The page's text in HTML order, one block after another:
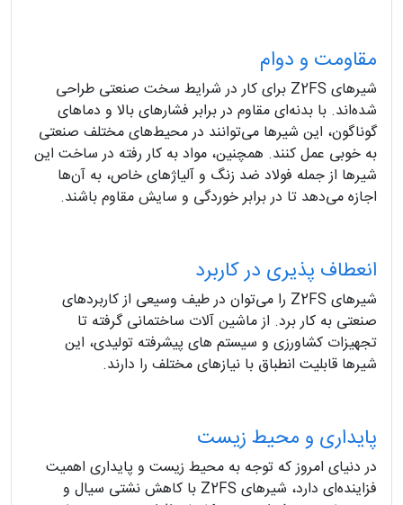
مقاومت و دوام
شیرهای Z2FS برای کار در شرایط سخت صنعتی طراحی
شده‌اند. با بدنه‌ای مقاوم در برابر فشارهای بالا و دماهای
گوناگون، این شیرها می‌توانند در محیط‌های مختلف صنعتی
به خوبی عمل کنند. همچنین، مواد به کار رفته در ساخت این
شیرها از جمله فولاد ضد زنگ و آلیاژهای خاص، به آن‌ها
اجازه می‌دهد تا در برابر خوردگی و سایش مقاوم باشند.
انعطاف‌ پذیری در کاربرد
شیرهای Z2FS را می‌توان در طیف وسیعی از کاربردهای
صنعتی به کار برد. از ماشین‌ آلات ساختمانی گرفته تا
تجهیزات کشاورزی و سیستم‌ های پیشرفته تولیدی، این
شیرها قابلیت انطباق با نیازهای مختلف را دارند.
پایداری و محیط زیست
در دنیای امروز که توجه به محیط زیست و پایداری اهمیت
فزاینده‌ای دارد، شیرهای Z2FS با کاهش نشتی سیال و